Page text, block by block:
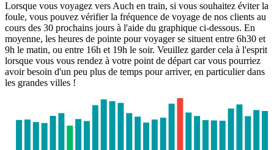
Lorsque vous voyagez vers Auch en train, si vous souhaitez éviter la
foule, vous pouvez vérifier la fréquence de voyage de nos clients au
cours des 30 prochains jours à l'aide du graphique ci-dessous. En
moyenne, les heures de pointe pour voyager se situent entre 6h30 et
9h le matin, ou entre 16h et 19h le soir. Veuillez garder cela à l'esprit
lorsque vous vous rendez à votre point de départ car vous pourriez
avoir besoin d'un peu plus de temps pour arriver, en particulier dans
les grandes villes !